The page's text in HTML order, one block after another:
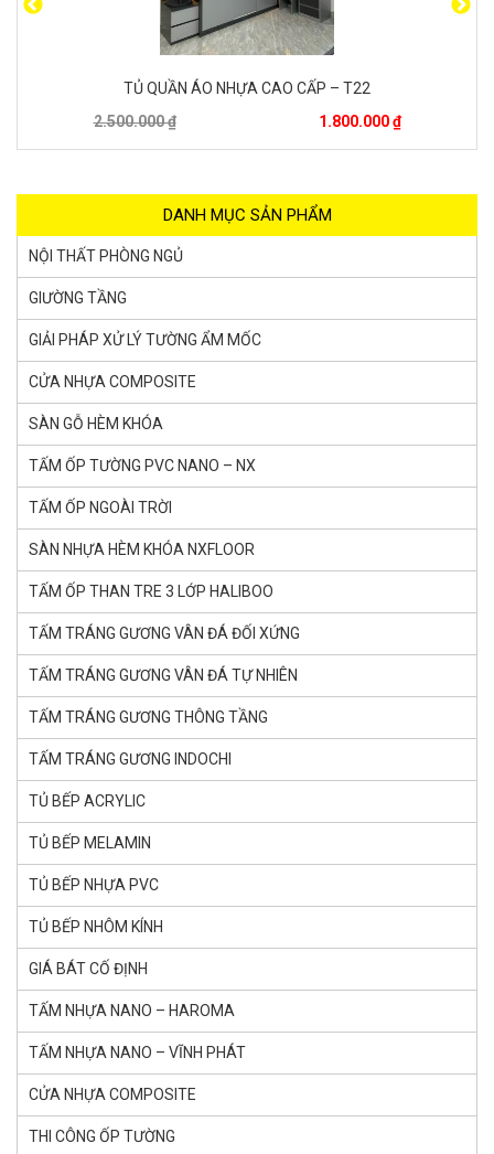
TỦ QUẦN ÁO NHỰA CAO CẤP – T2
2.500.000 ₫
1.800.000 ₫
DANH MỤC SẢN PHẨM
NỘI THẤT PHÒNG NGỦ
GIƯỜNG TẦNG
GIẢI PHÁP XỬ LÝ TƯỜNG ẨM MỐC
CỬA NHỰA COMPOSITE
SÀN GỖ HÈM KHÓA
TẤM ỐP TƯỜNG PVC NANO – NX
TẤM ỐP NGOÀI TRỜI
SÀN NHỰA HÈM KHÓA NXFLOOR
TẤM ỐP THAN TRE 3 LỚP HALIBOO
TẤM TRÁNG GƯƠNG VÂN ĐÁ ĐỐI XỨNG
TẤM TRÁNG GƯƠNG VÂN ĐÁ TỰ NHIÊN
TẤM TRÁNG GƯƠNG THÔNG TẦNG
TẤM TRÁNG GƯƠNG INDOCHI
TỦ BẾP ACRYLIC
TỦ BẾP MELAMIN
TỦ BẾP NHỰA PVC
TỦ BẾP NHÔM KÍNH
GIÁ BÁT CỐ ĐỊNH
TẤM NHỰA NANO – HAROMA
TẤM NHỰA NANO – VĨNH PHÁT
CỬA NHỰA COMPOSITE
THI CÔNG ỐP TƯỜNG